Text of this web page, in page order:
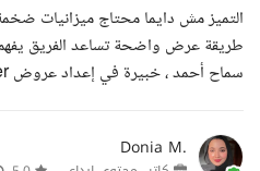
التميز مش دايما محتاج ميزانيات
طريقة عرض واضحة تساعد الفريق
سماح أحمد ، خبيرة في إعداد عروض Power...
Donia M.